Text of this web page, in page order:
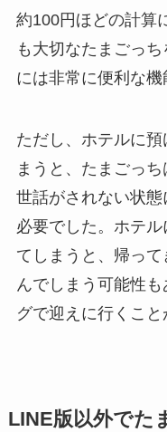
約100円ほどの計算
も大切なたまごっ
には非常に便利な機
ただし、ホテルに
まうと、たまごっ
世話がされない状
必要でした。ホテ
てしまうと、帰っ
んでしまう可能性
グで迎えに行くこと
LINE版以外でた